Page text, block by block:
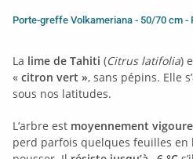
Porte-greffe Volkameriana - 50/70 cm -
La lime de Tahiti (Citrus latifolia)
« citron vert », sans pépins. Elle
sous nos latitudes.
L’arbre est moyennement
perd parfois quelques feuilles en